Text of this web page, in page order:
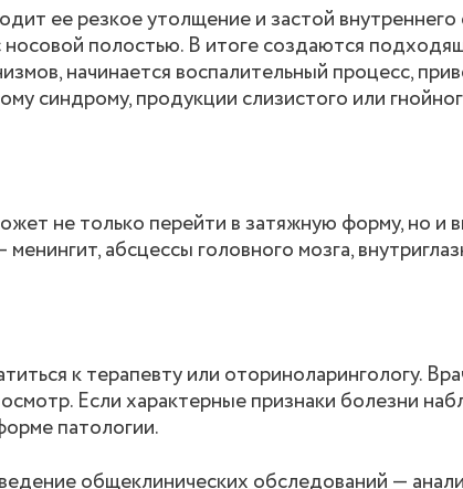
ее резкое утолщение и застой
полостью. В итоге создаются
начинается воспалительный процесс,
синдрому, продукции слизистого или
не только перейти в затяжную форму, но и
абсцессы головного мозга,
к терапевту или оториноларингологу.
Если характерные признаки болезни
патологии.
общеклинических обследований —